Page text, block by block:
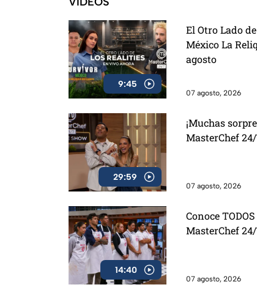
9:45
El Otro Lado
México La
agosto
07 agosto, 2026
29:59
¡Muchas
MasterChef
07 agosto, 2026
14:40
Conoce
MasterChef
07 agosto, 2026